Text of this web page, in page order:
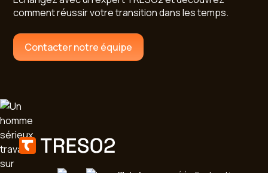
comment réussir votre transition dans les temps.
Contacter notre équipe